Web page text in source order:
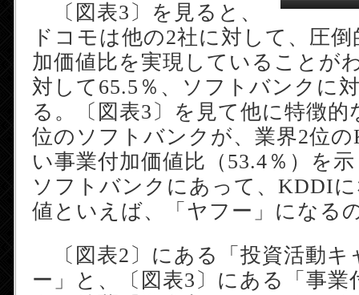
〔図表3〕を見ると、
ドコモは他の2社に対して、圧
加価値比を実現していることが
対して65.5％、ソフトバンクに
る。〔図表3〕を見て他に特徴的
位のソフトバンクが、業界2位
い事業付加価値比（53.4％）を
ソフトバンクにあって、KDDI
値といえば、「ヤフー」になる
〔図表2〕にある「投資活動キ
ー」と、〔図表3〕にある「事業